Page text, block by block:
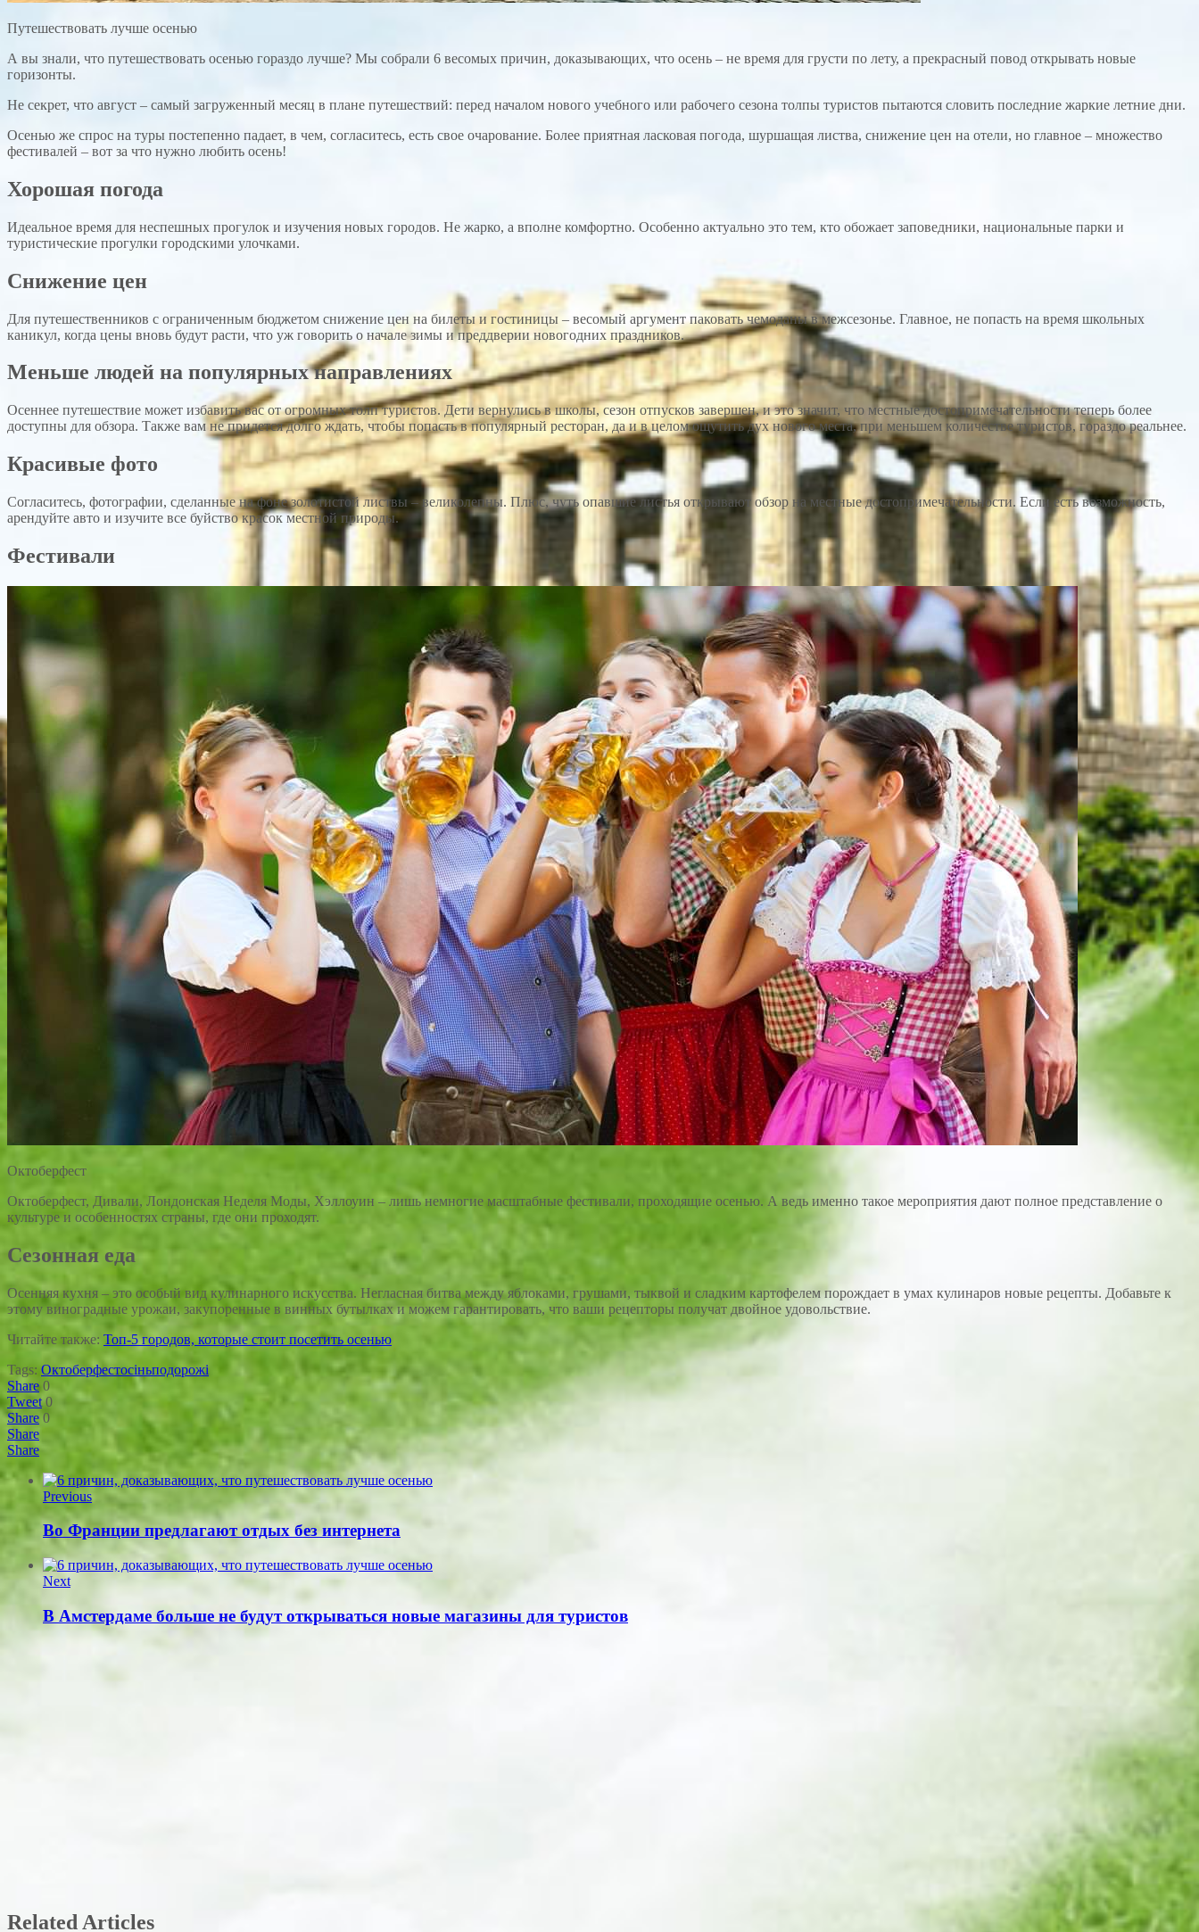
Путешествовать лучше осенью
А вы знали, что путешествовать осенью гораздо лучше? Мы собрали 6 весомых причин, доказывающих, что осень – не время для грусти по лету, а прекрасный повод открывать новые
горизонты.
Не секрет, что август – самый загруженный месяц в плане путешествий: перед началом нового учебного или рабочего сезона толпы туристов пытаются словить последние жаркие летние дни.
Осенью же спрос на туры постепенно падает, в чем, согласитесь, есть свое очарование. Более приятная ласковая погода, шуршащая листва, снижение цен на отели, но главное – множество
фестивалей – вот за что нужно любить осень!
Хорошая погода
Идеальное время для неспешных прогулок и изучения новых городов. Не жарко, а вполне комфортно. Особенно актуально это тем, кто обожает заповедники, национальные парки и
туристические прогулки городскими улочками.
Снижение цен
Для путешественников с ограниченным бюджетом снижение цен на билеты и гостиницы – весомый аргумент паковать чемоданы в межсезонье. Главное, не попасть на время школьных
каникул, когда цены вновь будут расти, что уж говорить о начале зимы и преддверии новогодних праздников.
Меньше людей на популярных направлениях
Осеннее путешествие может избавить вас от огромных толп туристов. Дети вернулись в школы, сезон отпусков завершен, и это значит, что местные достопримечательности теперь более
доступны для обзора. Также вам не придется долго ждать, чтобы попасть в популярный ресторан, да и в целом ощутить дух нового места, при меньшем количестве туристов, гораздо реальнее.
Красивые фото
Согласитесь, фотографии, сделанные на фоне золотистой листвы – великолепны. Плюс, чуть опавшие листья открывают обзор на местные достопримечательности. Если есть возможность,
арендуйте авто и изучите все буйство красок местной природы.
Фестивали
Октоберфест
Октоберфест, Дивали, Лондонская Неделя Моды, Хэллоуин – лишь немногие масштабные фестивали, проходящие осенью. А ведь именно такое мероприятия дают полное представление о
культуре и особенностях страны, где они проходят.
Сезонная еда
Осенняя кухня – это особый вид кулинарного искусства. Негласная битва между яблоками, грушами, тыквой и сладким картофелем порождает в умах кулинаров новые рецепты. Добавьте к
этому виноградные урожаи, закупоренные в винных бутылках и можем гарантировать, что ваши рецепторы получат двойное удовольствие.
Читайте также: Топ-5 городов, которые стоит посетить осенью
Tags: Октоберфестосіньподорожі
Share 0
Tweet 0
Share 0
Share
Share
Previous
Во Франции предлагают отдых без интернета
Next
В Амстердаме больше не будут открываться новые магазины для туристов
Related Articles